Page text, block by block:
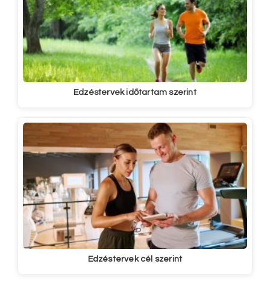
Edzéstervek időtartam szerint
Edzéstervek cél szerint